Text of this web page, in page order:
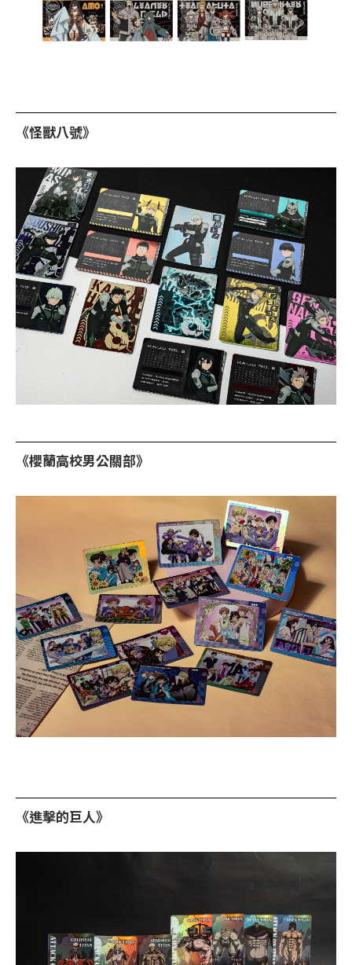
《怪獸八號》
《櫻蘭高校男公關部》
《進擊的巨人》